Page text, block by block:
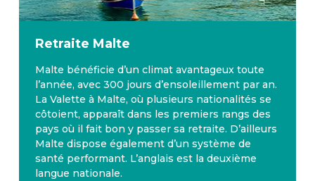
Retraite Malte
Malte bénéficie d’un climat avantageux toute
l’année, avec 300 jours d’ensoleillement par an.
La Valette à Malte, où plusieurs nationalités se
côtoient, apparaît dans les premiers rangs des
pays où il fait bon y passer sa retraite. D’ailleurs
Malte dispose également d’un système de
santé performant. L’anglais est la deuxième
langue nationale.